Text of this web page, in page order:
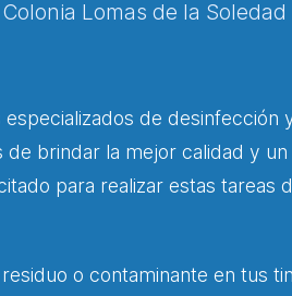
Lomas de la
de desinfección
brindar la mejor calidad y
para realizar estas tareas
o contaminante en tus